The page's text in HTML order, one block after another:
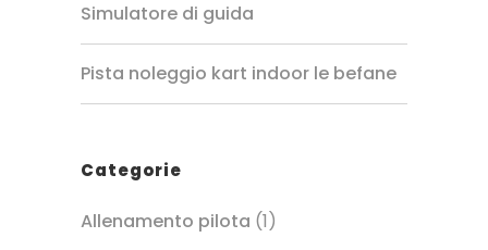
Simulatore di guida
Pista noleggio kart indoor le befane
Categorie
Allenamento pilota (1)